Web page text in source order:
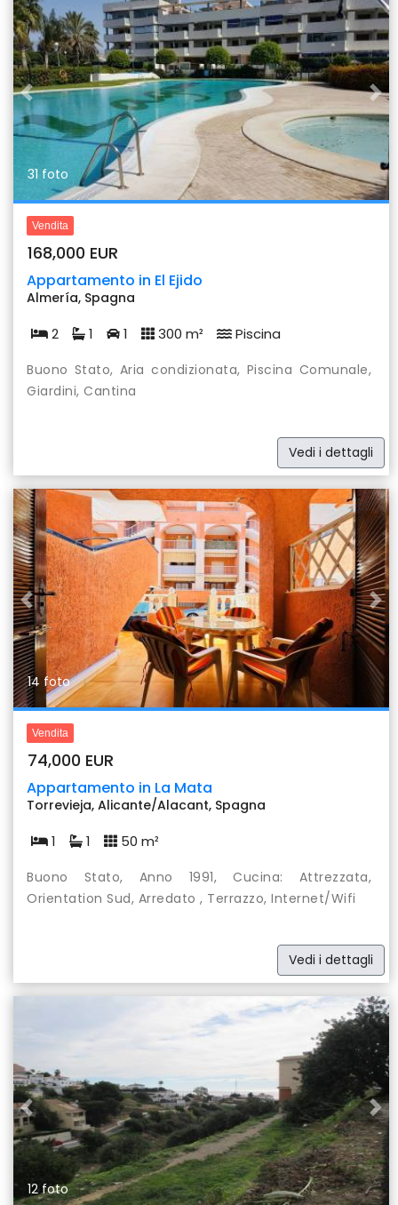
Previous
31 foto
Vendita
168,000 EUR
Appartamento in El Ejido
Almería, Spagna
2 1 1 300 m² Piscina
Buono Stato, Aria condizionata, Piscina Comunale,
Giardini, Cantina
Vedi i dettagli
Previous
14 foto
Vendita
74,000 EUR
Appartamento in La Mata
Torrevieja, Alicante/Alacant, Spagna
1 1 50 m²
Buono Stato, Anno 1991, Cucina: Attrezzata,
Orientation Sud, Arredato , Terrazzo, Internet/Wifi
Vedi i dettagli
Previous
12 foto